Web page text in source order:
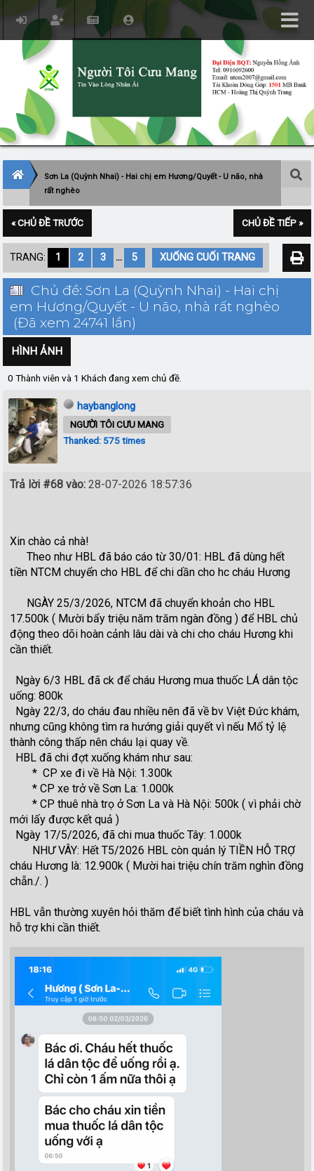
Sơn La (Quỳnh Nhai) - Hai chị em Hương/Quyết - U não, nhà
rất nghèo
« CHỦ ĐỀ TRƯỚC CHỦ ĐỀ TIẾP »
TRANG: 1 2 3 ... 5 XUỐNG CUỐI TRANG
Chủ đề: Sơn La (Quỳnh Nhai) - Hai chị
em Hương/Quyết - U não, nhà rất nghèo
(Đã xem 24741 lần)
HÌNH ẢNH
0 Thành viên và 1 Khách đang xem chủ đề.
haybanglong
NGƯỜI TÔI CƯU MANG
Thanked: 575 times
Trả lời #68 vào: 28-07-2026 18:57:36
Xin chào cả nhà!
Theo như HBL đã báo cáo từ 30/01: HBL đã dùng hết
tiền NTCM chuyển cho HBL để chi dần cho hc cháu Hương
NGÀY 25/3/2026, NTCM đã chuyển khoản cho HBL
17.500k ( Mười bẩy triệu năm trăm ngàn đồng ) để HBL chủ
động theo dõi hoàn cảnh lâu dài và chi cho cháu Hương khi
cần thiết.
Ngày 6/3 HBL đã ck để cháu Hương mua thuốc LÁ dân tộc
uống: 800k
Ngày 22/3, do cháu đau nhiều nên đã về bv Việt Đức khám,
nhưng cũng không tìm ra hướng giải quyết vì nếu Mổ tỷ lệ
thành công thấp nên cháu lại quay về.
HBL đã chi đợt xuống khám như sau:
* CP xe đi về Hà Nội: 1.300k
* CP xe trở về Sơn La: 1.000k
* CP thuê nhà trọ ở Sơn La và Hà Nội: 500k ( vì phải chờ
mới lấy được kết quả )
Ngày 17/5/2026, đã chi mua thuốc Tây: 1.000k
NHƯ VÂY: Hết T5/2026 HBL còn quản lý TIỀN HỖ TRỢ
cháu Hương là: 12.900k ( Mười hai triệu chín trăm nghìn đồng
chẵn./. )
HBL vẫn thường xuyên hỏi thăm để biết tình hình của cháu và
hỗ trợ khi cần thiết.